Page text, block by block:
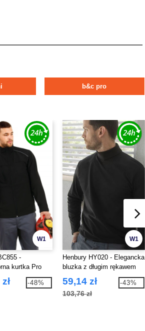
b&c pro
W1
-
kurtka Pro
-48%
W1
Henbury HY020 - Elegancka
bluzka z długim rękawem
59,14 zł
103,76 zł
-43%